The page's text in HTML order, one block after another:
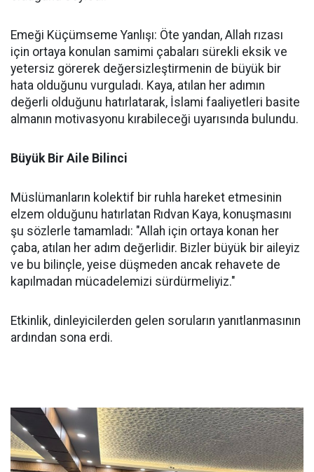
Emeği Küçümseme Yanlışı: Öte yandan, Allah rızası
için ortaya konulan samimi çabaları sürekli eksik ve
yetersiz görerek değersizleştirmenin de büyük bir
hata olduğunu vurguladı. Kaya, atılan her adımın
değerli olduğunu hatırlatarak, İslami faaliyetleri basite
almanın motivasyonu kırabileceği uyarısında bulundu.
Büyük Bir Aile Bilinci
Müslümanların kolektif bir ruhla hareket etmesinin
elzem olduğunu hatırlatan Rıdvan Kaya, konuşmasını
şu sözlerle tamamladı: "Allah için ortaya konan her
çaba, atılan her adım değerlidir. Bizler büyük bir aileyiz
ve bu bilinçle, yeise düşmeden ancak rehavete de
kapılmadan mücadelemizi sürdürmeliyiz."
Etkinlik, dinleyicilerden gelen soruların yanıtlanmasının
ardından sona erdi.